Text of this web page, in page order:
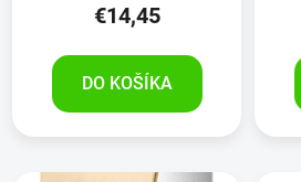
€14,45
DO KOŠÍKA